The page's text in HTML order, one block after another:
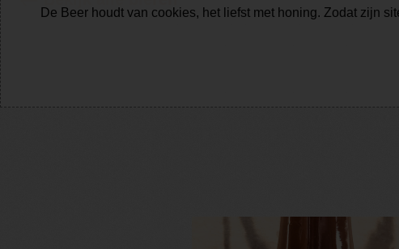
De Beer houdt van cookies, het liefst met honing. Zodat zijn